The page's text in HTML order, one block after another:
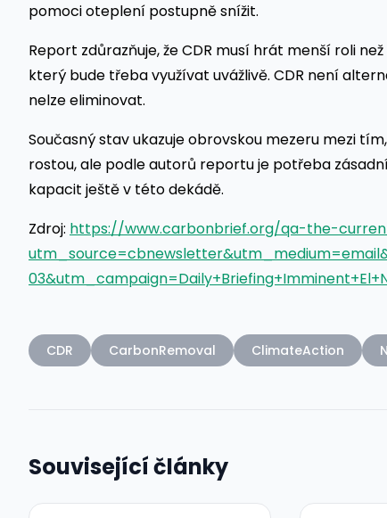
pomoci oteplení postupně snížit.
Report zdůrazňuje, že CDR musí hrát menší roli
který bude třeba využívat uvážlivě. CDR není
nelze eliminovat.
Současný stav ukazuje obrovskou mezeru mezi
rostou, ale podle autorů reportu je potřeba
kapacit ještě v této dekádě.
Zdroj: https://www.carbonbrief.org/qa-the-
CDR CarbonRemoval ClimateAction
Související články